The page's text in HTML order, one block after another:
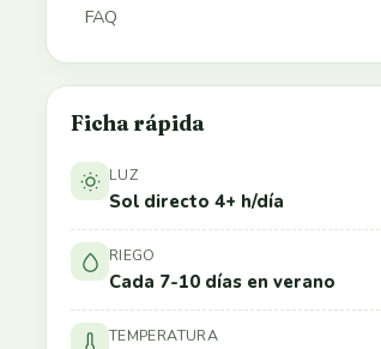
FAQ
Ficha rápida
LUZ
Sol directo 4+ h/día
RIEGO
Cada 7-10 días en verano
TEMPERATURA